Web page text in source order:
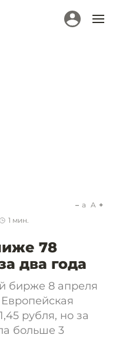
1 мин.
a A
78
два года
бирже 8 апреля
рубля, но за
больше 3